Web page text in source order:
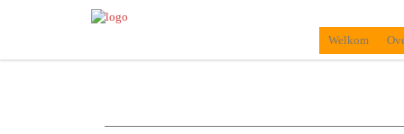
Welkom